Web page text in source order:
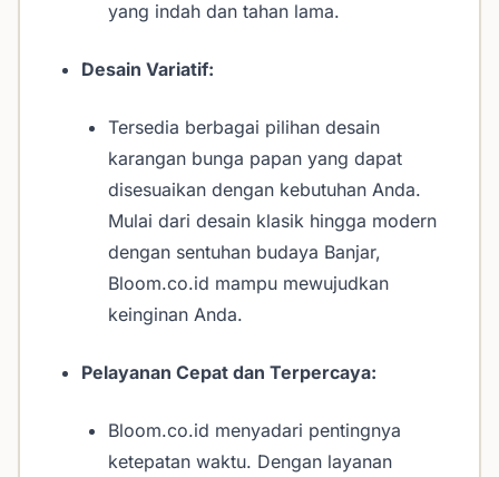
yang indah dan tahan lama.
Desain Variatif:
Tersedia berbagai pilihan desain
karangan bunga papan yang dapat
disesuaikan dengan kebutuhan Anda.
Mulai dari desain klasik hingga modern
dengan sentuhan budaya Banjar,
Bloom.co.id mampu mewujudkan
keinginan Anda.
Pelayanan Cepat dan Terpercaya:
Bloom.co.id menyadari pentingnya
ketepatan waktu. Dengan layanan